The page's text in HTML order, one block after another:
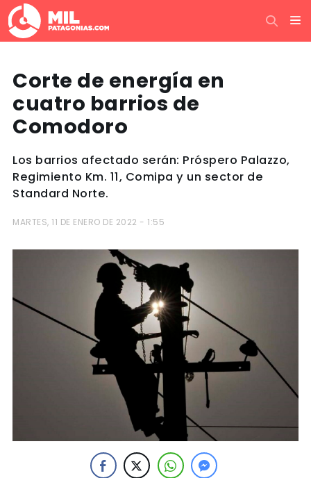
Corte de energía en
cuatro barrios de
Comodoro
Los barrios afectado serán: Próspero Palazzo,
Regimiento Km. 11, Comipa y un sector de
Standard Norte.
MARTES, 11 DE ENERO DE 2022 - 1:55